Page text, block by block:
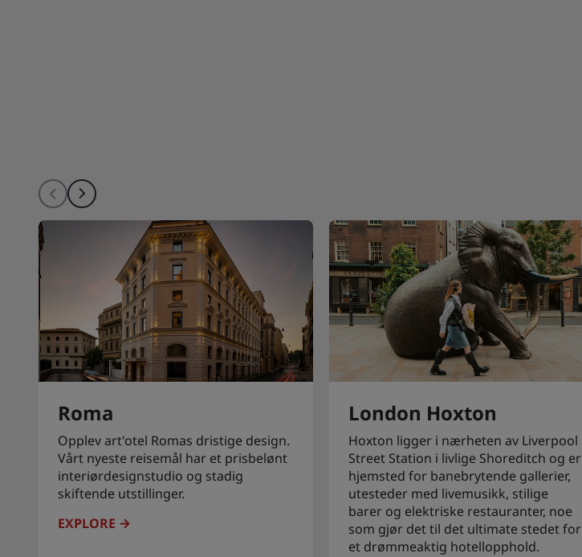
Roma
Opplev art'otel Romas dristige design.
Vårt nyeste reisemål har et prisbelønt
interiørdesignstudio og stadig
skiftende utstillinger.
EXPLORE
London Hoxton
Hoxton ligger i nærheten av Liverpool
Street Station i livlige Shoreditch og er
hjemsted for banebrytende gallerier,
utesteder med livemusikk, stilige
barer og elektriske restauranter, noe
som gjør det til det ultimate stedet for
et drømmeaktig hotellopphold.